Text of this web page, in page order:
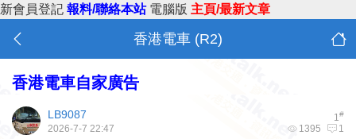
新會員登記 報料/聯絡本站 電腦版 主頁/最新文章
香港電車 (R2)
香港電車自家廣告
1#
LB9087
1395 1
2026-7-7 22:47